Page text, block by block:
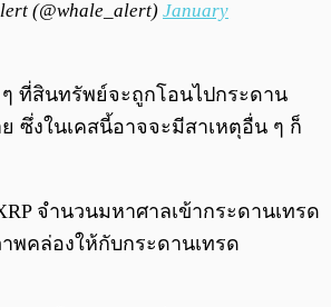
(@whale_alert) January
ที่สินทรัพย์จะถูกโอนไปกระดาน
ซึ่งในเคสนี้อาจจะมีสาเหตุอื่น ๆ ก็
จำนวนมหาศาลเข้ากระดานเทรด
พคล่องให้กับกระดานเทรด